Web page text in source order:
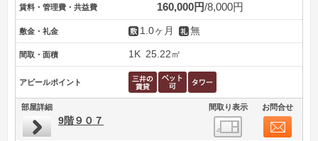
賃料・管理費・共益費 160,000円 8,000円
敷金・礼金 1.0ヶ月 無
間取・面積 1K 25.22㎡
アピールポイント
部屋詳細 間取り表示 お問合せ
9階９０７